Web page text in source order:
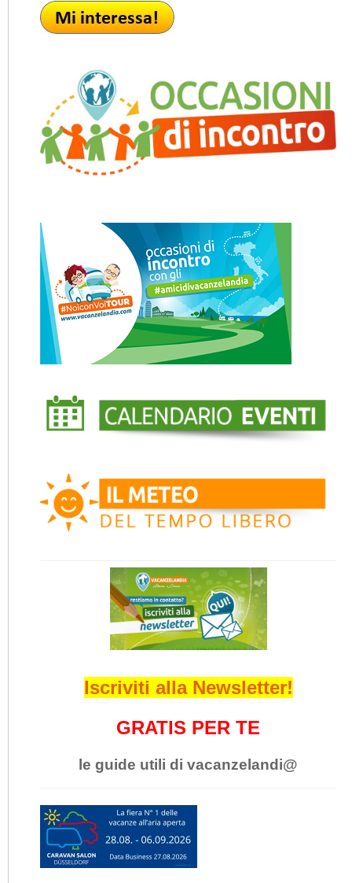
Iscriviti alla Newsletter!
GRATIS PER TE
le guide utili di vacanzelandi@